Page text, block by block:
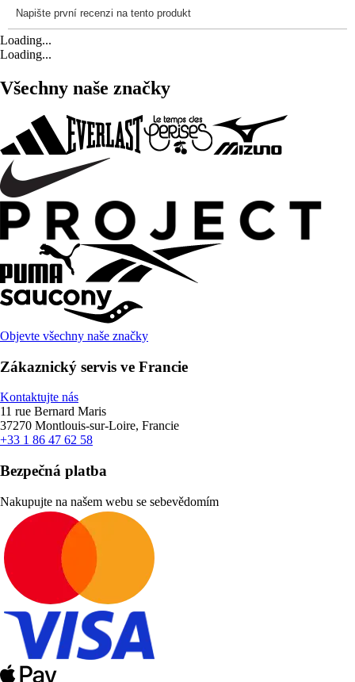
Loading...
Loading...
Všechny naše značky
Objevte všechny naše značky
Zákaznický servis ve Francie
Kontaktujte nás
11 rue Bernard Maris
37270 Montlouis-sur-Loire, Francie
+33 1 86 47 62 58
Bezpečná platba
Nakupujte na našem webu se sebevědomím